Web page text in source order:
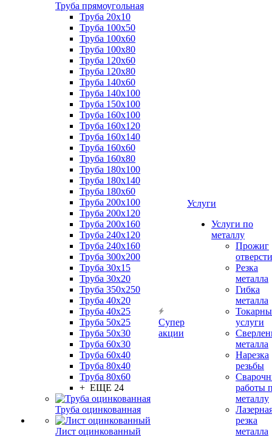
Труба прямоугольная
Труба 20x10
Труба 100x50
Труба 100x60
Труба 100x80
Труба 120x60
Труба 120x80
Труба 140x60
Труба 140x100
Труба 150x100
Труба 160x100
Труба 160x120
Труба 160x140
Труба 160x60
Труба 160x80
Труба 180x100
Труба 180x140
Труба 180x60
Труба 200x100
Труба 200x120
Труба 200x160
Труба 240x120
Труба 240x160
Труба 300x200
Труба 30x15
Труба 30x20
Труба 350x250
Труба 40x20
Труба 40x25
Труба 50x25
Труба 50x30
Труба 60x30
Труба 60x40
Труба 80x40
Труба 80x60
+ ЕЩЕ 24
Труба оцинкованная
Лист оцинкованный
Супер
акции
Услуги
Услуги по
металлу
Прожиг
Резка
металла
Гибка
металла
услуги
металла
Нарезка
резьбы
работы
металлу
резка
металла